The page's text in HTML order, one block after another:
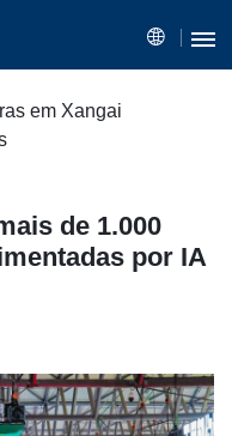
em Xangai
de 1.000
por IA